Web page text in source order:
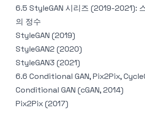
6.5 StyleGAN 시리즈 (2019-2021):
의 정수
StyleGAN (2019)
StyleGAN2 (2020)
StyleGAN3 (2021)
6.6 Conditional GAN, Pix2Pix,
Conditional GAN (cGAN, 2014)
Pix2Pix (2017)